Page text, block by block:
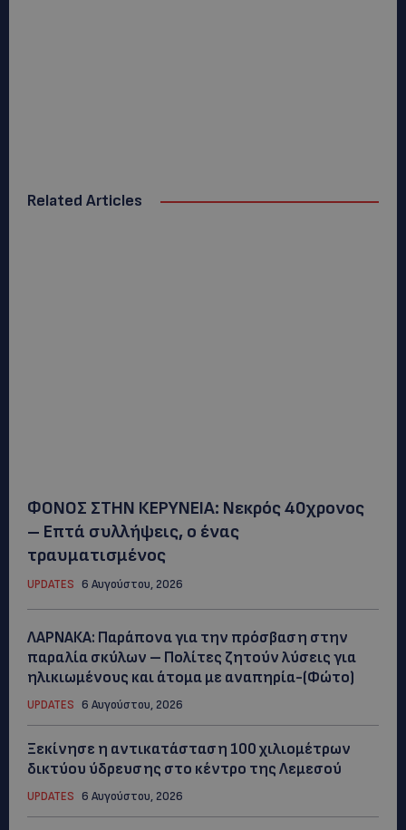
Related Articles
ΦΟΝΟΣ ΣΤΗΝ ΚΕΡΥΝΕΙΑ: Νεκρός 40χρονος
– Επτά συλλήψεις, ο ένας
τραυματισμένος
UPDATES 6 Αυγούστου, 2026
ΛΑΡΝΑΚΑ: Παράπονα για την πρόσβαση στην
παραλία σκύλων – Πολίτες ζητούν λύσεις για
ηλικιωμένους και άτομα με αναπηρία-(Φώτο)
UPDATES 6 Αυγούστου, 2026
Ξεκίνησε η αντικατάσταση 100 χιλιομέτρων
δικτύου ύδρευσης στο κέντρο της Λεμεσού
UPDATES 6 Αυγούστου, 2026